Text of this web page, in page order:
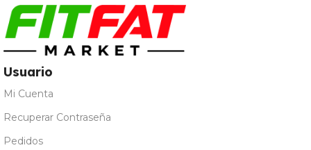
Usuario
Mi Cuenta
Recuperar Contraseña
Pedidos